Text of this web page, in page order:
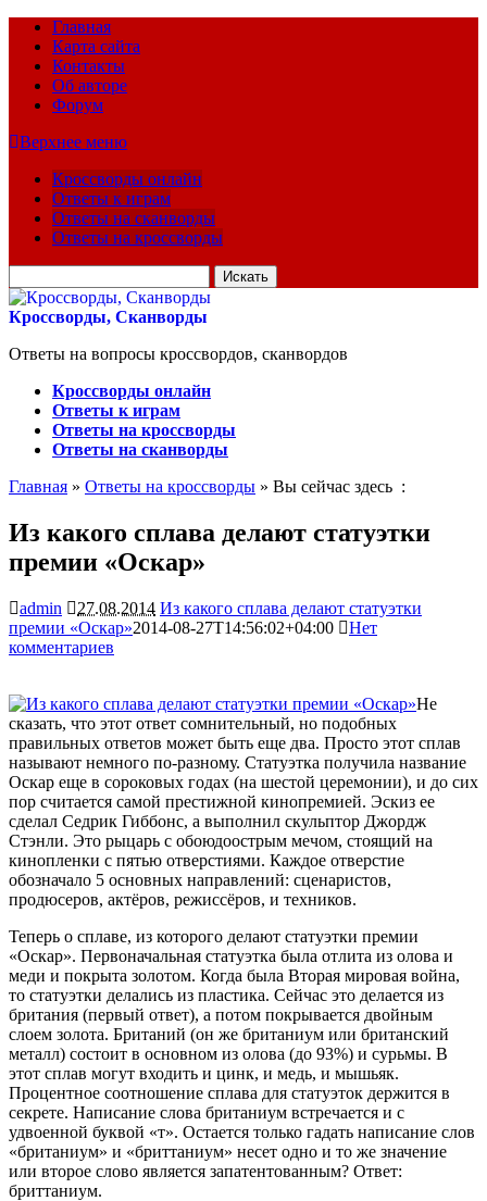
Главная
Карта сайта
Контакты
Об авторе
Форум
Верхнее меню
Кроссворды онлайн
Ответы к играм
Ответы на сканворды
Ответы на кроссворды
для:
Кроссворды, Сканворды
Ответы на вопросы кроссвордов, сканвордов
Кроссворды онлайн
Ответы к играм
Ответы на кроссворды
Ответы на сканворды
Главная » Ответы на кроссворды » Вы сейчас здесь :
Из какого сплава делают статуэтки
премии «Оскар»
admin 27.08.2014 Из какого сплава делают статуэтки
премии «Оскар»2014-08-27T14:56:02+04:00
Нет
комментариев
Не
сказать, что этот ответ сомнительный, но подобных
правильных ответов может быть еще два. Просто этот сплав
называют немного по-разному. Статуэтка получила название
Оскар еще в сороковых годах (на шестой церемонии), и до сих
пор считается самой престижной кинопремией. Эскиз ее
сделал Седрик Гиббонс, а выполнил скульптор Джордж
Стэнли. Это рыцарь с обоюдоострым мечом, стоящий на
кинопленки с пятью отверстиями. Каждое отверстие
обозначало 5 основных направлений: сценаристов,
продюсеров, актёров, режиссёров, и техников.
Теперь о сплаве, из которого делают статуэтки премии
«Оскар». Первоначальная статуэтка была отлита из олова и
меди и покрыта золотом. Когда была Вторая мировая война,
то статуэтки делались из пластика. Сейчас это делается из
британия (первый ответ), а потом покрывается двойным
слоем золота. Британий (он же британиум или британский
металл) состоит в основном из олова (до 93%) и сурьмы. В
этот сплав могут входить и цинк, и медь, и мышьяк.
Процентное соотношение сплава для статуэток держится в
секрете. Написание слова британиум встречается и с
удвоенной буквой «т». Остается только гадать написание слов
«британиум» и «бриттаниум» несет одно и то же значение
или второе слово является запатентованным? Ответ:
бриттаниум.